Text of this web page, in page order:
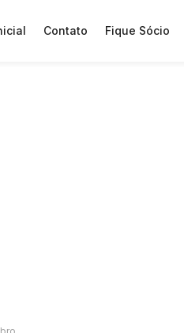
Contato Fique Sócio